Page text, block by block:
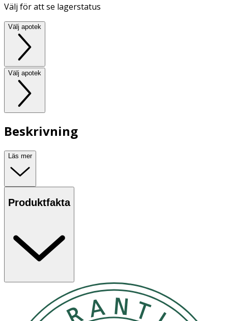
Välj för att se lagerstatus
Välj apotek
Välj apotek
Beskrivning
Läs mer
Produktfakta